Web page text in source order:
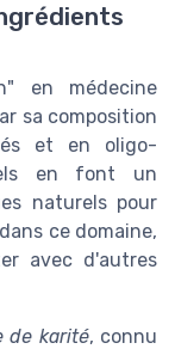
en médecine
sa composition
et en oligo-
en font un
naturels pour
ce domaine,
avec d'autres
de karité, connu